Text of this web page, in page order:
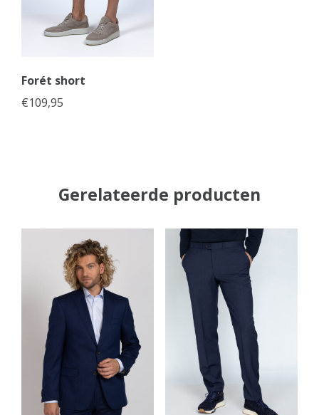
Forét short
€109,95
Gerelateerde producten